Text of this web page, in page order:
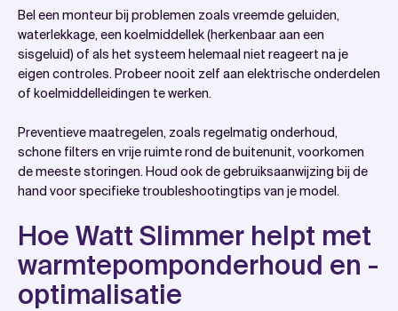
Bel een monteur bij problemen zoals vreemde geluiden,
waterlekkage, een koelmiddellek (herkenbaar aan een
sisgeluid) of als het systeem helemaal niet reageert na je
eigen controles. Probeer nooit zelf aan elektrische onderdelen
of koelmiddelleidingen te werken.
Preventieve maatregelen, zoals regelmatig onderhoud,
schone filters en vrije ruimte rond de buitenunit, voorkomen
de meeste storingen. Houd ook de gebruiksaanwijzing bij de
hand voor specifieke troubleshootingtips van je model.
Hoe Watt Slimmer helpt met
warmtepomponderhoud en -
optimalisatie